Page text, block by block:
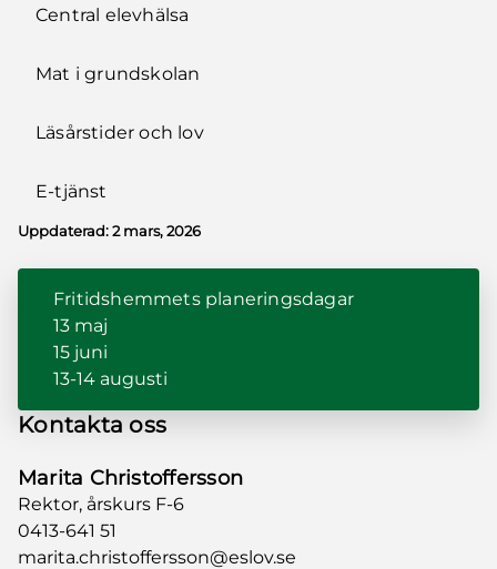
Central elevhälsa
Mat i grundskolan
Läsårstider och lov
E-tjänst
Uppdaterad:2 mars, 2026
Fritidshemmets planeringsdagar
13 maj
15 juni
13-14 augusti
Kontakta oss
Marita Christoffersson
Rektor, årskurs F-6
0413-641 51
marita.christoffersson@eslov.se